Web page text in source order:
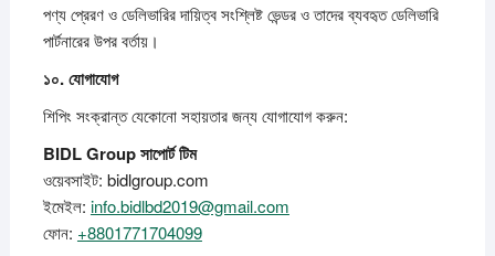
পণ্য প্রেরণ ও ডেলিভারির দায়িত্ব সংশ্লিষ্ট ভেন্ডর ও তাদের ব্যবহৃত ডেলিভারি
পার্টনারের উপর বর্তায়।
১০.যোগাযোগ
শিপিং সংক্রান্ত যেকোনো সহায়তার জন্য যোগাযোগ করুন:
BIDL Groupসাপোর্টটিম
ওয়েবসাইট: bidlgroup.com
ইমেইল: info.bidlbd2019@gmail.com
ফোন: +8801771704099